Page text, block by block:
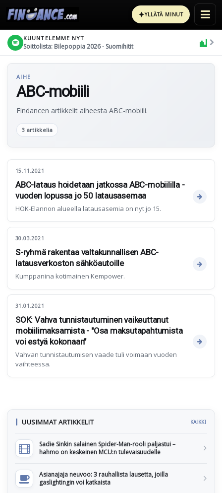
✦YLLÄTÄ MINUT
KUUNTELEMME NYT
Soittolista: Bilepoppia 2026 - Suomihitit
AIHE
ABC-mobiili
Findancen artikkelit aiheesta ABC-mobiili.
3 artikkelia
15.11.2021
ABC-lataus hoidetaan jatkossa ABC-mobiililla -
vuoden lopussa jo 50 latausasemaa
HOK-Elannon alueella latausasemia on nyt jo 15.
30.03.2021
S-ryhmä rakentaa valtakunnallisen ABC-
latausverkoston sähköautoille
Kumppanina kotimainen Kempower.
31.01.2021
SOK: Vahva tunnistautuminen vaikeuttanut
mobiilimaksamista - "Osa maksutapahtumista
voi estyä kokonaan"
Vahvan tunnistautumisen vaade tuli voimaan vuoden
vaihteessa.
UUSIMMAT ARTIKKELIT KAIKKI
Sadie Sinkin salainen Spider-Man-rooli paljastui –
hahmo on keskeinen MCU:n tulevaisuudelle
Asianajaja neuvoo: 3 rauhallista lausetta, joilla
gaslightingin voi katkaista